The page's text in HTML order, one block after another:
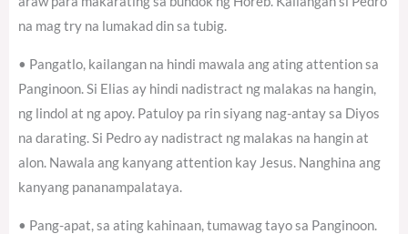
na mag try na lumakad din sa tubig.
• Pangatlo, kailangan na hindi mawala ang ating attention sa
Panginoon. Si Elias ay hindi nadistract ng malakas na hangin,
ng lindol at ng apoy. Patuloy pa rin siyang nag-antay sa Diyos
na darating. Si Pedro ay nadistract ng malakas na hangin at
alon. Nawala ang kanyang attention kay Jesus. Nanghina ang
kanyang pananampalataya.
• Pang-apat, sa ating kahinaan, tumawag tayo sa Panginoon.